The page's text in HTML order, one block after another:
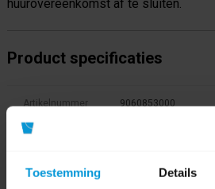
Toestemming Details
huurovereenkomst af te sluiten.
Product specificaties
Artikelnummer 9060853000
Voedingsbron 2 x batterij type D